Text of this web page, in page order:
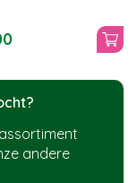
andere